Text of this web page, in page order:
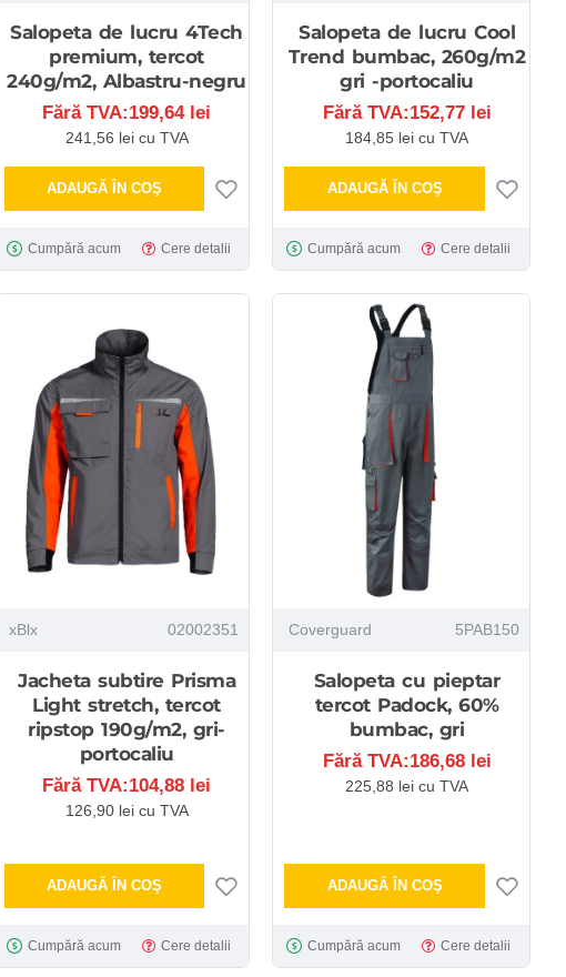
Salopeta de lucru 4Tech
premium, tercot
240g/m2, Albastru-negru
Fără TVA:199,64 lei
241,56 lei cu TVA
ADAUGĂ ÎN COŞ
Cumpără acum Cere detalii
Salopeta de lucru Cool
Trend bumbac, 260g/m2
gri -portocaliu
Fără TVA:152,77 lei
184,85 lei cu TVA
ADAUGĂ ÎN COŞ
Cumpără acum Cere detalii
xBlx 02002351
Jacheta subtire Prisma
Light stretch, tercot
ripstop 190g/m2, gri-
portocaliu
Fără TVA:104,88 lei
126,90 lei cu TVA
ADAUGĂ ÎN COŞ
Cumpără acum Cere detalii
Coverguard 5PAB150
Salopeta cu pieptar
tercot Padock, 60%
bumbac, gri
Fără TVA:186,68 lei
225,88 lei cu TVA
ADAUGĂ ÎN COŞ
Cumpără acum Cere detalii